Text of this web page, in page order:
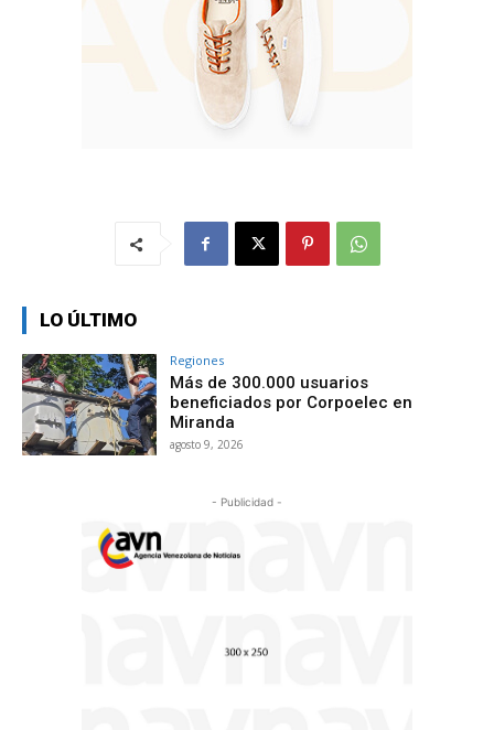
LO ÚLTIMO
Regiones
Más de 300.000 usuarios
beneficiados por Corpoelec en
Miranda
agosto 9, 2026
- Publicidad -